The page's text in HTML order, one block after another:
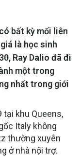
bất kỳ mối liên
là học sinh
Ray Dalio đã đi
một trong
nhất trong giới
tại khu Queens,
Italy không
thường xuyên
ở nhà nội trợ.